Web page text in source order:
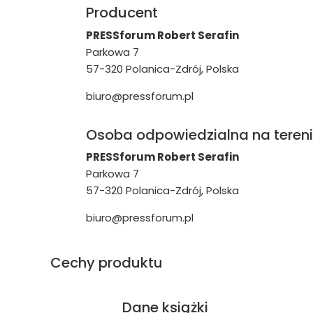
Producent
PRESSforum Robert Serafin
Parkowa 7
57-320 Polanica-Zdrój, Polska
biuro@pressforum.pl
Osoba odpowiedzialna na
PRESSforum Robert Serafin
Parkowa 7
57-320 Polanica-Zdrój, Polska
biuro@pressforum.pl
Cechy produktu
Dane książki